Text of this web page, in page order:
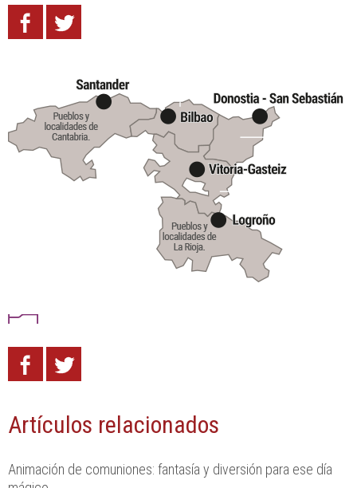
Artículos relacionados
Animación de comuniones: fantasía y diversión para ese día